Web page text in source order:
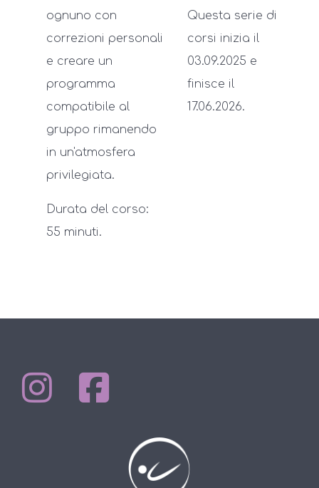
ognuno con
correzioni personali
e creare un
programma
compatibile al
gruppo rimanendo
in un'atmosfera
privilegiata.
Durata del corso:
55 minuti.
Questa serie di
corsi inizia il
03.09.2025 e
finisce il
17.06.2026.